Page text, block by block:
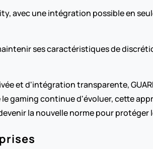
avec une intégration possible en
ses caractéristiques de
et d'intégration transparente,
gaming continue d'évoluer, cette
la nouvelle norme pour protéger